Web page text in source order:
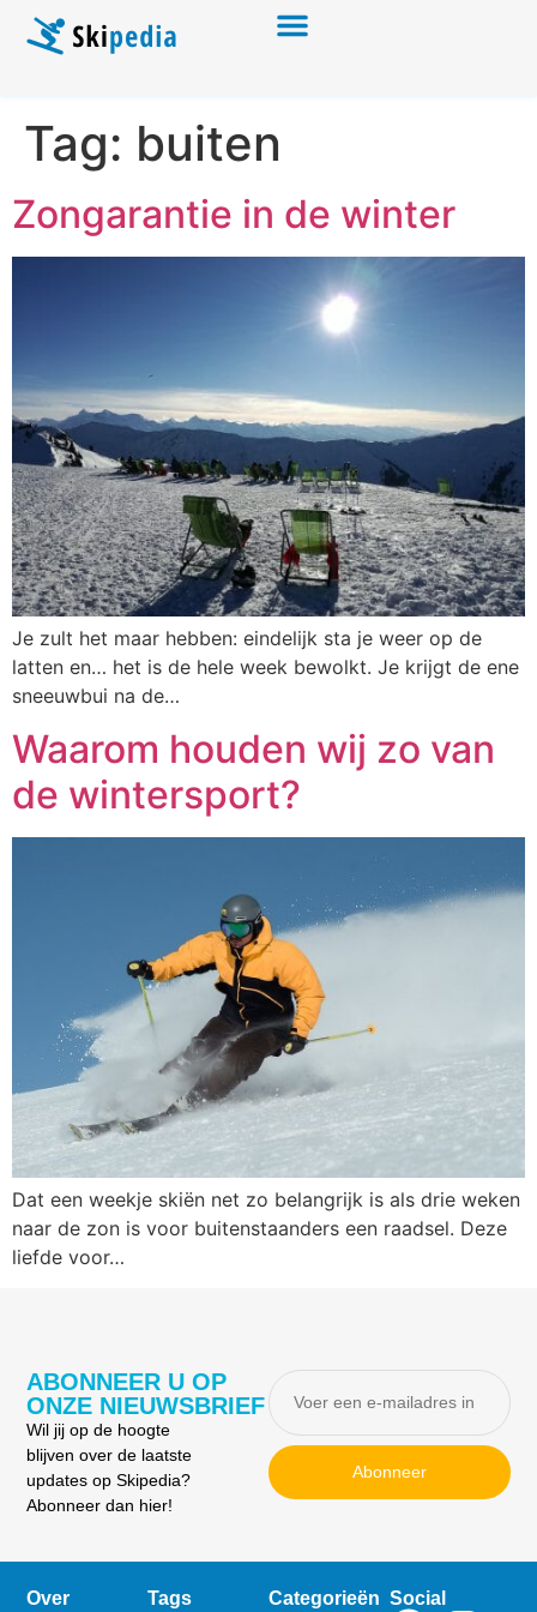
Tag: buiten
Zongarantie in de winter
Je zult het maar hebben: eindelijk sta je weer op de
latten en… het is de hele week bewolkt. Je krijgt de ene
sneeuwbui na de…
Waarom houden wij zo van
de wintersport?
Dat een weekje skiën net zo belangrijk is als drie weken
naar de zon is voor buitenstaanders een raadsel. Deze
liefde voor…
ABONNEER U OP
ONZE NIEUWSBRIEF
Wil jij op de hoogte
blijven over de laatste
updates op Skipedia?
Abonneer dan hier!
Abonneer
Over
Tags
Categorieën Social